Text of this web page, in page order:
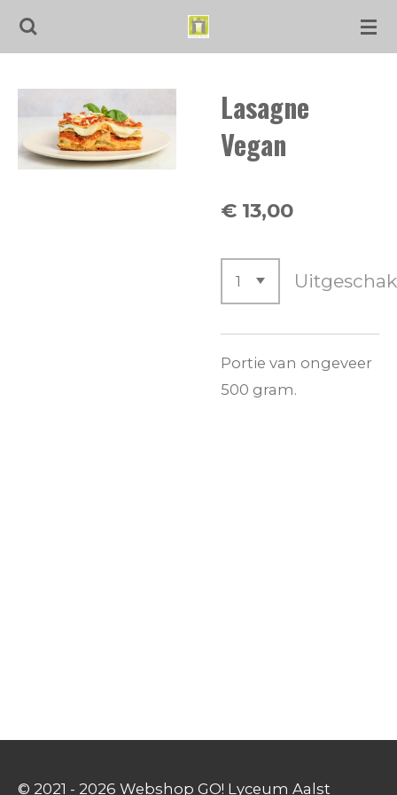
Ga
hoofdinhoud
Lasagne
Vegan
€ 13,00
Portie van ongeveer
500 gram.
© 2021 - 2026 Webshop GO! Lyceum Aalst